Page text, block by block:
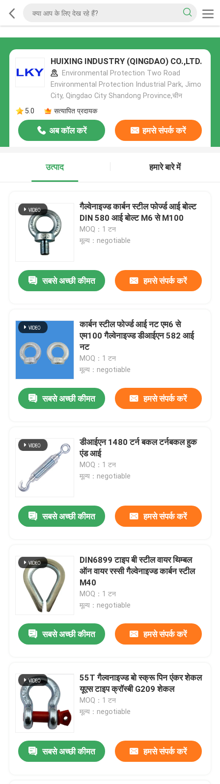
HUIXING INDUSTRY (QINGDAO) CO.,LTD.
Environmental Protection Two Road
Environmental Protection Industrial Park, Jimo
City, Qingdao City Shandong Province,चीन
5.0
सत्यापित प्रदायक
अब कॉल करें हमसे संपर्क करें
उत्पाद हमारे बारे में
गैल्वेनाइज्ड कार्बन स्टील फोर्ज्ड आई बोल्ट
DIN 580 आई बोल्ट M6 से M100
MOQ：1 टन
मूल्य：negotiable
सबसे अच्छी कीमत हमसे संपर्क करें
कार्बन स्टील फोर्ज्ड आई नट एम6 से
एम100 गैल्वेनाइज्ड डीआईएन 582 आई
नट
MOQ：1 टन
मूल्य：negotiable
सबसे अच्छी कीमत हमसे संपर्क करें
डीआईएन 1480 टर्न बकल टर्नबकल हुक
एंड आई
MOQ：1 टन
मूल्य：negotiable
सबसे अच्छी कीमत हमसे संपर्क करें
DIN6899 टाइप बी स्टील वायर थिम्बल
ऑन वायर रस्सी गैल्वेनाइज्ड कार्बन स्टील
M40
MOQ：1 टन
मूल्य：negotiable
सबसे अच्छी कीमत हमसे संपर्क करें
55T गैल्वनाइज्ड बो स्क्रू पिन एंकर शेकल
यूएस टाइप क्रॉस्बी G209 शेकल
MOQ：1 टन
मूल्य：negotiable
सबसे अच्छी कीमत हमसे संपर्क करें